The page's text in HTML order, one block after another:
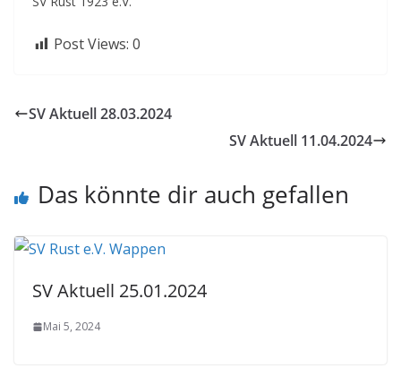
Post Views: 0
SV Aktuell 28.03.2024
SV Aktuell 11.04.2024
Das könnte dir auch gefallen
SV Aktuell 25.01.2024
Mai 5, 2024